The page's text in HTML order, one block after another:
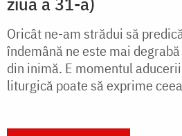
Oricât ne-am strădui să
îndemână ne este mai
din inimă. E momentul
liturgică poate să exprime